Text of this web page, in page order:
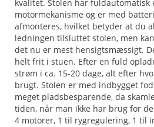
kvalitet. Stolen har fuldautomatisk
motormekanisme og er med
afmonteres, hvilket betyder at du
ledningen tilsluttet stolen, men
det nu er mest hensigtsmæssigt.
helt frit i stuen. Efter en fuld
strøm i ca. 15-20 dage, alt efter
brugt. Stolen er med indbygget
meget pladsbesparende, da
tiden, når man ikke har brug for
4 motorer, 1 til rygregulering, 1 til